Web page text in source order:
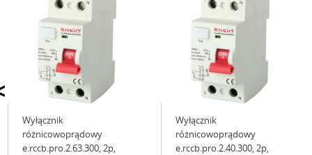
Wyłącznik
różnicowoprądowy
e.rccb.pro.2.63.300, 2р,
Wyłącznik
różnicowoprądowy
e.rccb.pro.2.40.300, 2р,